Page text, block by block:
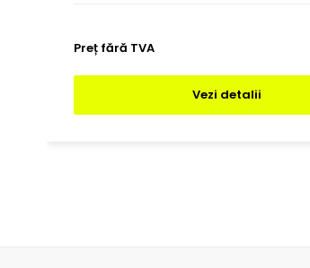
Preț fără TVA
Vezi detalii